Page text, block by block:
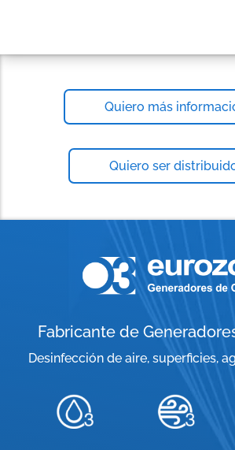
Quiero más
Quiero ser
Fabricante de
Desinfección de aire, superficies,